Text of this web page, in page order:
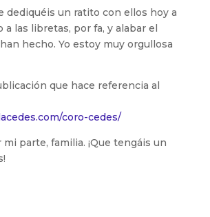
dediquéis un ratito con ellos hoy a
a las libretas, por fa, y alabar el
hecho. Yo estoy muy orgullosa
que hace referencia al
coro-cedes/
mi parte, familia. ¡Que tengáis un